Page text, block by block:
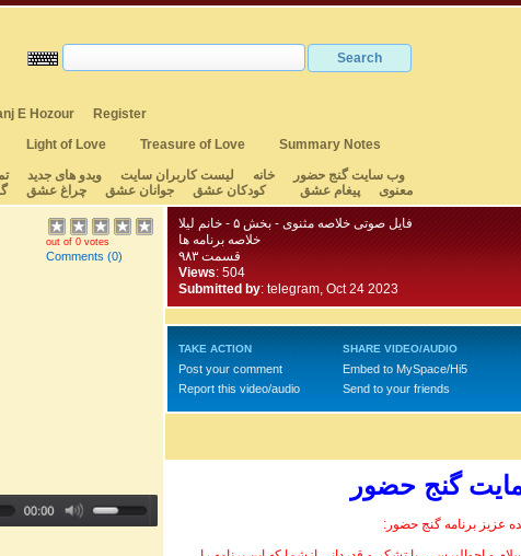
E Hozour
Register
Light of Love Treasure of Love
Summary Notes
وب سایت گنج حضور
خانه لیست کاربران سایت ویدو های جدید
معنوی
پیغام عشق کودکان عشق جوانان عشق چراغ عشق
out of 0 votes
Comments (0)
فایل صوتی خلاصه مثنوی - بخش ۵ - خانم لیلا
خلاصه برنامه ها
قسمت ۹۸۳
Views: 504
Submitted by: telegram, Oct 24 2023
TAKE ACTION
Post your comment
Report this video/audio
SHARE VIDEO/AUDIO
Embed to MySpace/Hi5
Send to your friends
گنج حضور
عزیز برنامه گنج حضور: